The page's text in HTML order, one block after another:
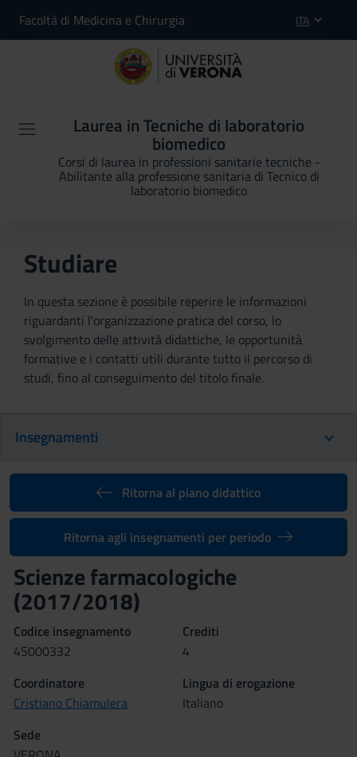
Facoltà di Medicina e Chirurgia ITA
Laurea in Tecniche di laboratorio
biomedico
Corsi di laurea in professioni sanitarie tecniche -
Abilitante alla professione sanitaria di Tecnico di
laboratorio biomedico
Studiare
In questa sezione è possibile reperire le informazioni
riguardanti l'organizzazione pratica del corso, lo
svolgimento delle attività didattiche, le opportunità
formative e i contatti utili durante tutto il percorso di
studi, fino al conseguimento del titolo finale.
Insegnamenti
Ritorna al piano didattico
Ritorna agli insegnamenti per periodo
Scienze farmacologiche
(2017/2018)
Codice insegnamento
4S000332
Crediti
4
Coordinatore
Cristiano Chiamulera
Lingua di erogazione
Italiano
Sede